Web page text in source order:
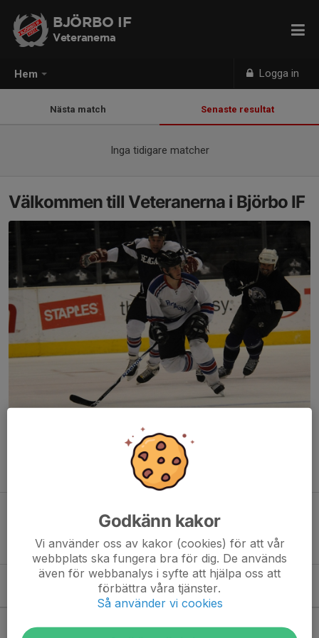
Hem Logga in
BJÖRBO IF
Veteranerna
Nästa match Senaste resultat
Inga tidigare matcher
Välkommen till Veteranerna i Björbo IF
Här är gamla som unga välkomna att träna med oss.
Var med för 100 kronor per tillfälle.
Bli stödmedlem i Björbo IF
Kommande aktiviteter
Godkänn kakor
Vi använder oss av kakor (cookies) för att vår
webbplats ska fungera bra för dig. De används
även för webbanalys i syfte att hjälpa oss att
förbättra våra tjänster.
Så använder vi cookies